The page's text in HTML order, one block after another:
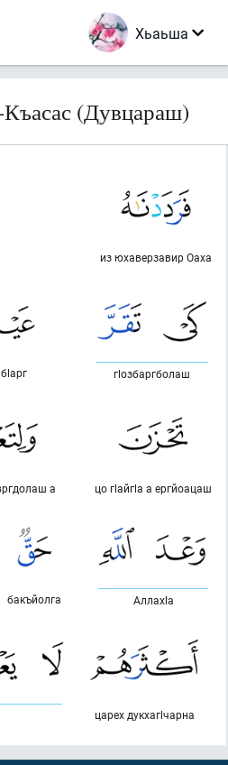
Хьаьша
(Дувцараш)
из юхаверзавир Оаха
гlозбаргболаш
цо гlайгlа а ергйоацаш
а
Аллахlа
бакъйолга
царех дукхагlчарна